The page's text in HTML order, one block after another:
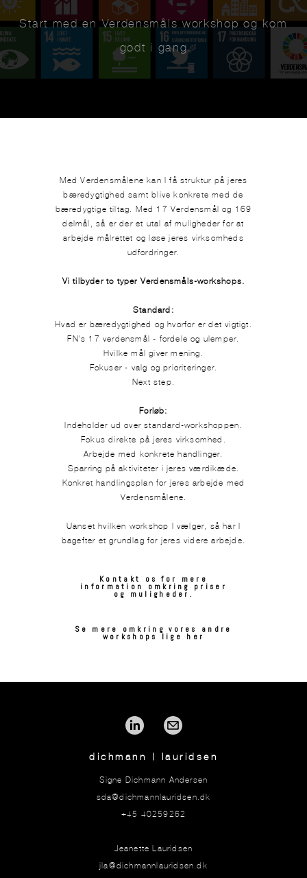
Start med en Verdensmåls workshop og kom
godt i gang
Med Verdensmålene kan I få struktur på jeres
bæredygtighed samt blive konkrete med de
bæredygtige tiltag. Med 17 Verdensmål og 169
delmål, så er der et utal af muligheder for at
arbejde målrettet og løse jeres virksomheds
udfordringer.
Vi tilbyder to typer Verdensmåls-workshops.
Standard:
Hvad er bæredygtighed og hvorfor er det vigtigt.
FN's 17 verdensmål - fordele og ulemper.
Hvilke mål giver mening.
Fokuser - valg og prioriteringer.
Next step.
Forløb:
Indeholder ud over standard-workshoppen.
Fokus direkte på jeres virksomhed.
Arbejde med konkrete handlinger.
Sparring på aktiviteter i jeres værdikæde.
Konkret handlingsplan for jeres arbejde med
Verdensmålene.
Uanset hvilken workshop I vælger, så har I
bagefter et grundlag for jeres videre arbejde.
Kontakt os for mere
information omkring priser
og muligheder.
Se mere omkring vores andre
workshops lige her
dichmann | lauridsen
Signe Dichmann Andersen
sda@dichmannlauridsen.dk
+45 40259262
Jeanette Lauridsen
jla@dichmannlauridsen.dk